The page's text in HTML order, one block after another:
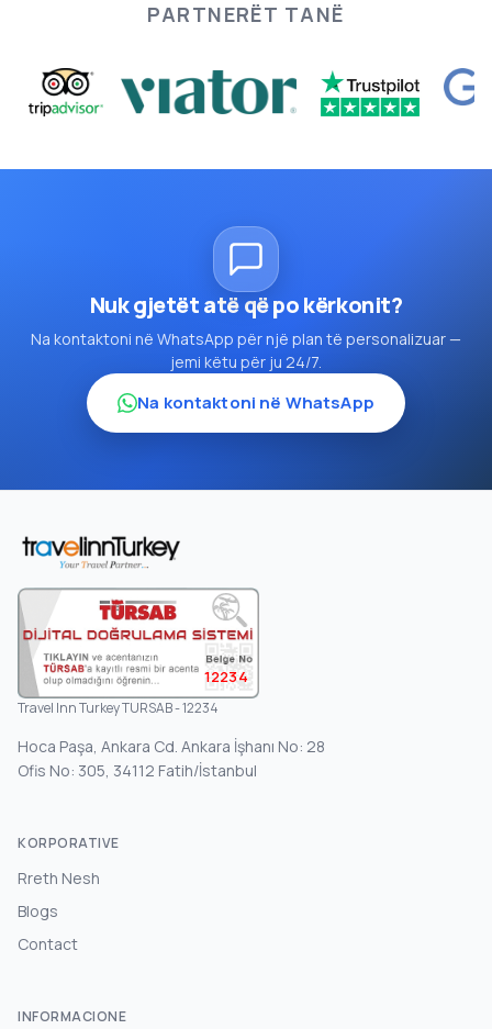
PARTNERËT TANË
Nuk gjetët atë që po kërkonit?
Na kontaktoni në WhatsApp për një plan të personalizuar —
jemi këtu për ju 24/7.
Na kontaktoni në WhatsApp
12234
Travel Inn Turkey TURSAB - 12234
Hoca Paşa, Ankara Cd. Ankara İşhanı No: 28
Ofis No: 305, 34112 Fatih/İstanbul
KORPORATIVE
Rreth Nesh
Blogs
Contact
INFORMACIONE